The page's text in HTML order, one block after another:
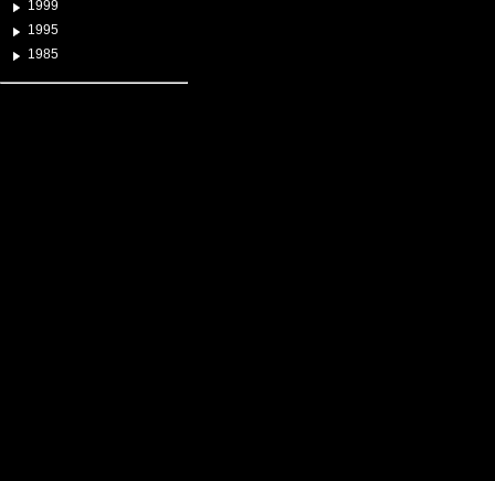
1999
1995
1985